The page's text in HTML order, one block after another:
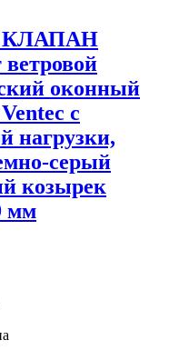
оконный
с
нагрузки,
серый
козырек
мм